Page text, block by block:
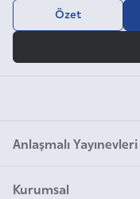
Özet
Anlaşmalı Yayınevleri
Kurumsal